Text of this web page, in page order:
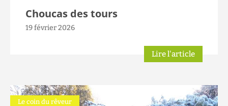
Choucas des tours
19 février 2026
Lire l'article
Le coin du rêveur